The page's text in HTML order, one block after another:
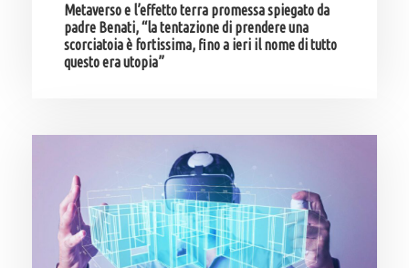
Metaverso e l’effetto terra promessa spiegato da
padre Benati, “la tentazione di prendere una
scorciatoia è fortissima, fino a ieri il nome di tutto
questo era utopia”